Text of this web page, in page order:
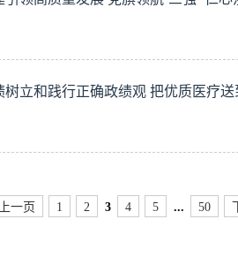
立和践行正确政绩观 把优质医疗送
上一页 1 2 3 4 5 ... 50